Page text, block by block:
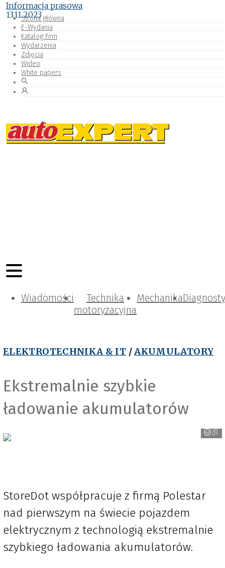
Strona główna
E-Wydania
Katalog firm
Wydarzenia
Zdjęcia
Wideo
White papers
Wiadomości
Technika
motoryzacyjna
Mechanika
ELEKTROTECHNIKA & IT /AKUMULATORY
Ekstremalnie szybkie
ładowanie akumulatorów
StoreDot
Informacja prasowa
13.11.2023
StoreDot współpracuje z firmą Polestar
nad pierwszym na świecie pojazdem
elektrycznym z technologią ekstremalnie
szybkiego ładowania akumulatorów.